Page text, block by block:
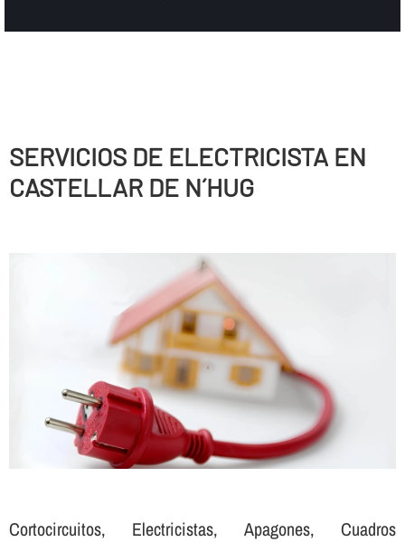
SERVICIOS DE ELECTRICISTA EN
CASTELLAR DE N´HUG
Cortocircuitos, Electricistas, Apagones, Cuadros